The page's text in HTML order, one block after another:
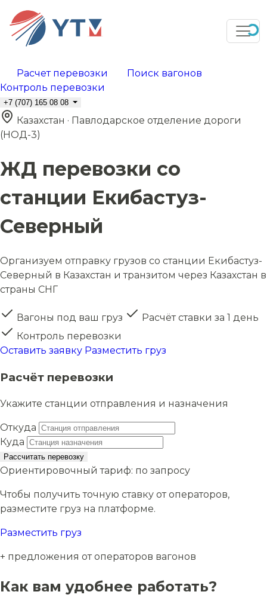
Расчет перевозки
Поиск вагонов
Контроль перевозки
+7 (707) 165 08 08
Казахстан · Павлодарское отделение дороги
(НОД-3)
ЖД перевозки со
станции Екибастуз-
Северный
Организуем отправку грузов со станции Екибастуз-
Северный в Казахстан и транзитом через Казахстан в
страны СНГ
Вагоны под ваш груз
Расчёт ставки за 1 день
Контроль перевозки
Оставить заявку Разместить груз
Расчёт перевозки
Укажите станции отправления и назначения
Откуда
Куда
Рассчитать перевозку
Ориентировочный тариф: по запросу
Чтобы получить точную ставку от операторов,
разместите груз на платформе.
Разместить груз
+ предложения от операторов вагонов
Как вам удобнее работать?